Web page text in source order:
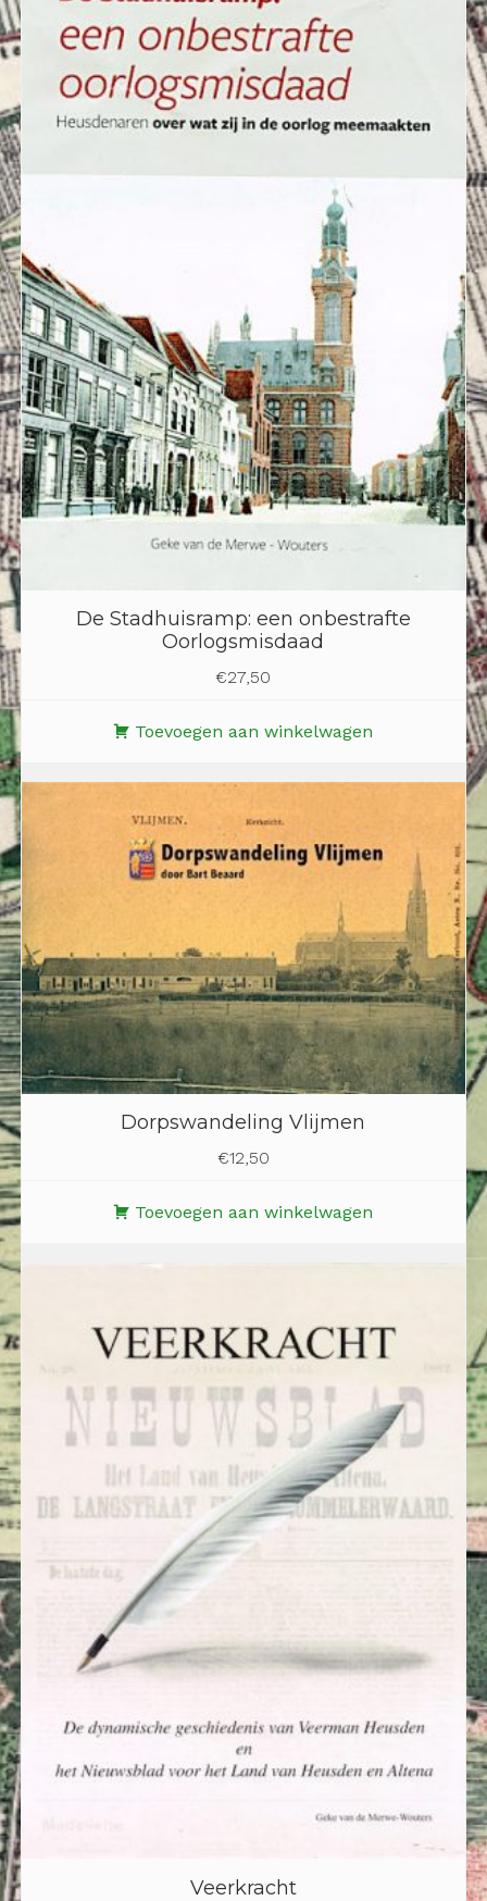
De Stadhuisramp: een onbestrafte
Oorlogsmisdaad
€27,50
Toevoegen aan winkelwagen
Dorpswandeling Vlijmen
€12,50
Toevoegen aan winkelwagen
Veerkracht